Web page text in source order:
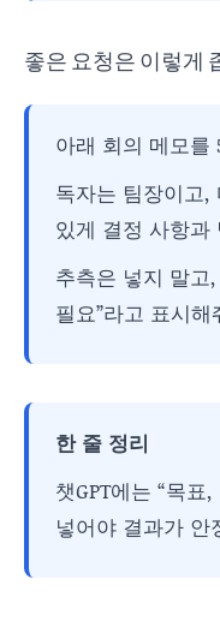
좋은 요청은 이렇게
아래 회의 메모를
독자는 팀장이고,
있게 결정 사항과
추측은 넣지 말고
필요”라고 표시해
한 줄 정리
챗GPT에는 “목
넣어야 결과가 안